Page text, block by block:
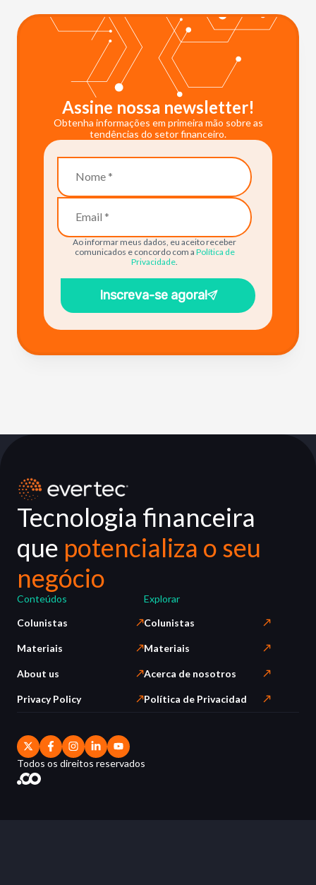
Assine nossa newsletter!
Obtenha informações em primeira mão sobre as
tendências do setor financeiro.
Ao informar meus dados, eu aceito receber
comunicados e concordo com a Política de
Privacidade
Inscreva-se agora!
Tecnologia financeira
que potencializa o seu
negócio
Conteúdos
Colunistas
Materiais
About us
Privacy Policy
Explorar
Colunistas
Materiais
Acerca de nosotros
Política de Privacidad
Todos os direitos reservados